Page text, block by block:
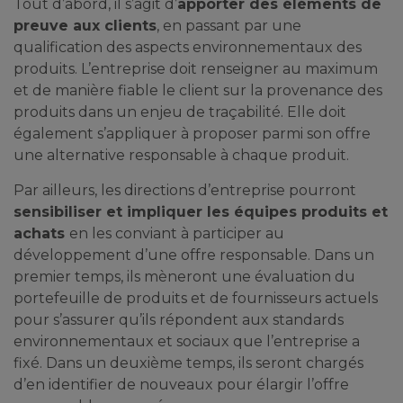
Tout d’abord, il s’agit d’apporter des éléments de
preuve aux clients, en passant par une
qualification des aspects environnementaux des
produits. L’entreprise doit renseigner au maximum
et de manière fiable le client sur la provenance des
produits dans un enjeu de traçabilité. Elle doit
également s’appliquer à proposer parmi son offre
une alternative responsable à chaque produit.
Par ailleurs, les directions d’entreprise pourront
sensibiliser et impliquer les équipes produits et
achats en les conviant à participer au
développement d’une offre responsable. Dans un
premier temps, ils mèneront une évaluation du
portefeuille de produits et de fournisseurs actuels
pour s’assurer qu’ils répondent aux standards
environnementaux et sociaux que l’entreprise a
fixé. Dans un deuxième temps, ils seront chargés
d’en identifier de nouveaux pour élargir l’offre